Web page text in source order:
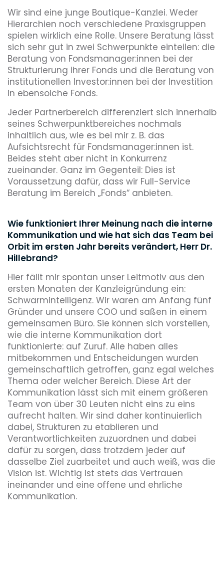
Wir sind eine junge Boutique-Kanzlei. Weder
Hierarchien noch verschiedene Praxisgruppen
spielen wirklich eine Rolle. Unsere Beratung lässt
sich sehr gut in zwei Schwerpunkte einteilen: die
Beratung von Fondsmanager:innen bei der
Strukturierung ihrer Fonds und die Beratung von
institutionellen Investor:innen bei der Investition
in ebensolche Fonds.
Jeder Partnerbereich differenziert sich innerhalb
seines Schwerpunktbereiches nochmals
inhaltlich aus, wie es bei mir z. B. das
Aufsichtsrecht für Fondsmanager:innen ist.
Beides steht aber nicht in Konkurrenz
zueinander. Ganz im Gegenteil: Dies ist
Voraussetzung dafür, dass wir Full-Service
Beratung im Bereich „Fonds“ anbieten.
Wie funktioniert Ihrer Meinung nach die interne
Kommunikation und wie hat sich das Team bei
Orbit im ersten Jahr bereits verändert, Herr Dr.
Hillebrand?
Hier fällt mir spontan unser Leitmotiv aus den
ersten Monaten der Kanzleigründung ein:
Schwarmintelligenz. Wir waren am Anfang fünf
Gründer und unsere COO und saßen in einem
gemeinsamen Büro. Sie können sich vorstellen,
wie die interne Kommunikation dort
funktionierte: auf Zuruf. Alle haben alles
mitbekommen und Entscheidungen wurden
gemeinschaftlich getroffen, ganz egal welches
Thema oder welcher Bereich. Diese Art der
Kommunikation lässt sich mit einem größeren
Team von über 30 Leuten nicht eins zu eins
aufrecht halten. Wir sind daher kontinuierlich
dabei, Strukturen zu etablieren und
Verantwortlichkeiten zuzuordnen und dabei
dafür zu sorgen, dass trotzdem jeder auf
dasselbe Ziel zuarbeitet und auch weiß, was die
Vision ist. Wichtig ist stets das Vertrauen
ineinander und eine offene und ehrliche
Kommunikation.